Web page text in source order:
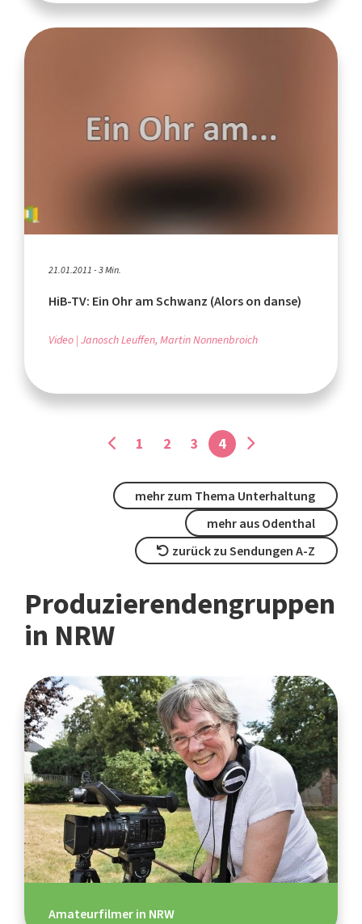
21.01.2011 - 3 Min.
HiB-TV: Ein Ohr am Schwanz (Alors on danse)
Video Janosch Leuffen, Martin Nonnenbroich
1 2 3 4
mehr zum Thema Unterhaltung
mehr aus Odenthal
zurück zu Sendungen A-Z
Produzierendengruppen
in NRW
Amateurfilmer in NRW